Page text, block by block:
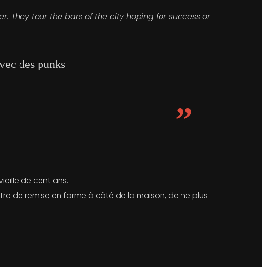
They tour the bars of the city hoping for success or
des punks
de cent ans.
de remise en forme à côté de la maison, de ne plus